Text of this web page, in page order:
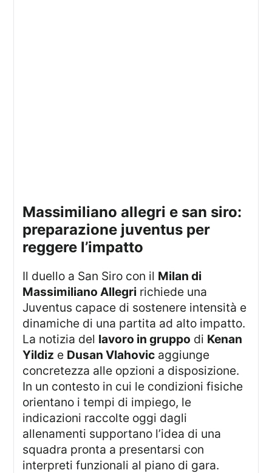
massimiliano allegri e san siro:
preparazione juventus per
reggere l’impatto
Il duello a San Siro con il Milan di
Massimiliano Allegri richiede una
Juventus capace di sostenere intensità e
dinamiche di una partita ad alto impatto.
La notizia del lavoro in gruppo di Kenan
Yildiz e Dusan Vlahovic aggiunge
concretezza alle opzioni a disposizione.
In un contesto in cui le condizioni fisiche
orientano i tempi di impiego, le
indicazioni raccolte oggi dagli
allenamenti supportano l’idea di una
squadra pronta a presentarsi con
interpreti funzionali al piano di gara.